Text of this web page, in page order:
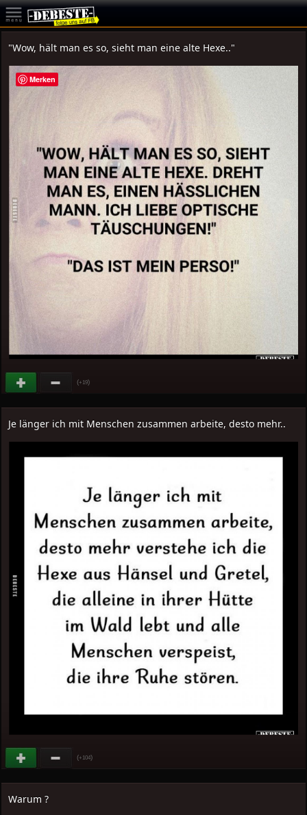
"Wow, hält man es so, sieht man eine alte Hexe.."
(+19)
Je länger ich mit Menschen zusammen arbeite, desto mehr..
(+104)
Warum ?
Merken